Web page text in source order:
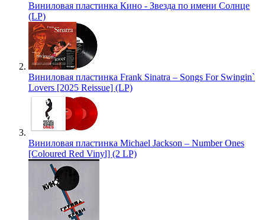
Виниловая пластинка Кино - Звезда по имени Солнце
(LP)
Виниловая пластинка Frank Sinatra – Songs For Swingin`
Lovers [2025 Reissue] (LP)
Виниловая пластинка Michael Jackson – Number Ones
[Coloured Red Vinyl] (2 LP)